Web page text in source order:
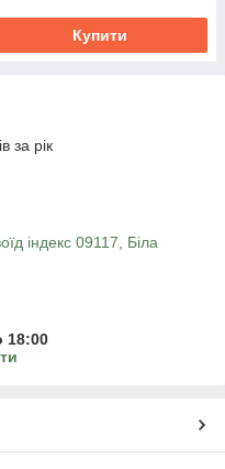
Купити
за рік
індекс 09117, Біла
18:00